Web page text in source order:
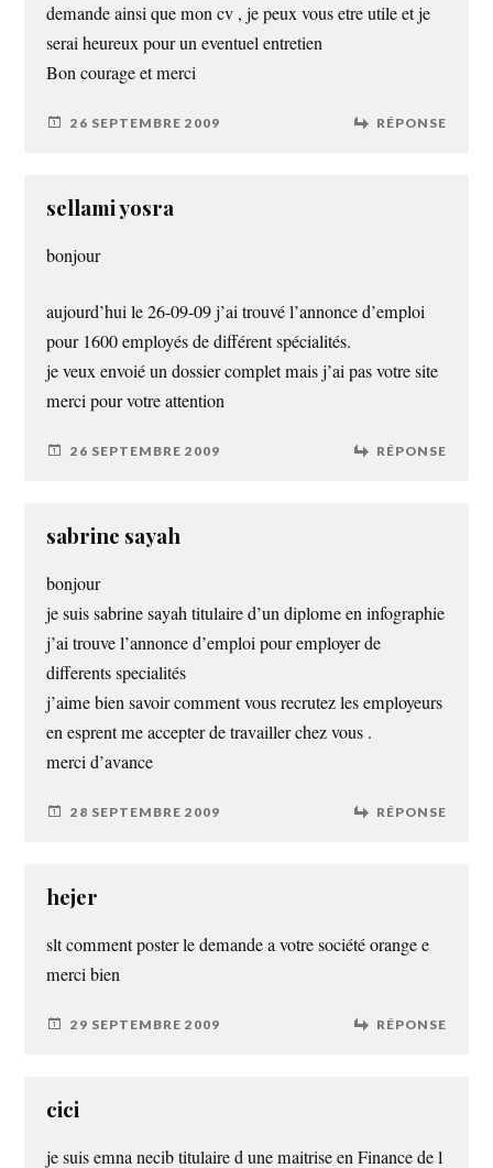
demande ainsi que mon cv , je peux vous etre utile et je
serai heureux pour un eventuel entretien
Bon courage et merci
26 SEPTEMBRE 2009 RÉPONSE
sellami yosra
bonjour
aujourd’hui le 26-09-09 j’ai trouvé l’annonce d’emploi
pour 1600 employés de différent spécialités.
je veux envoié un dossier complet mais j’ai pas votre site
merci pour votre attention
26 SEPTEMBRE 2009 RÉPONSE
sabrine sayah
bonjour
je suis sabrine sayah titulaire d’un diplome en infographie
j’ai trouve l’annonce d’emploi pour employer de
differents specialités
j’aime bien savoir comment vous recrutez les employeurs
en esprent me accepter de travailler chez vous .
merci d’avance
28 SEPTEMBRE 2009 RÉPONSE
hejer
slt comment poster le demande a votre société orange e
merci bien
29 SEPTEMBRE 2009 RÉPONSE
cici
je suis emna necib titulaire d une maitrise en Finance de l